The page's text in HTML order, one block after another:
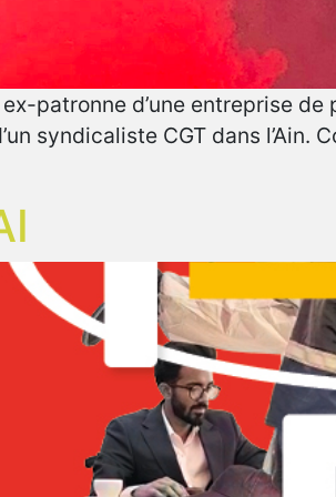
patronne d’une entreprise
syndicaliste CGT dans